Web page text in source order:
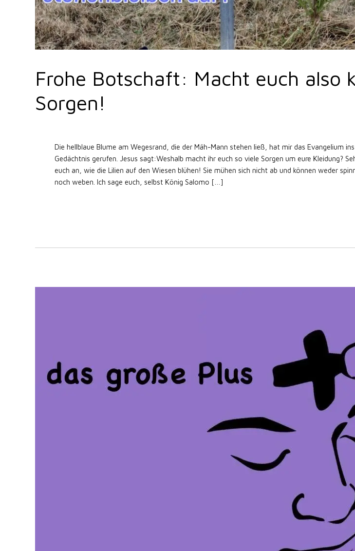
Frohe Botschaft: Macht euch also
Sorgen!
Die hellblaue Blume am Wegesrand, die der Mäh-Mann stehen ließ, hat mir das Evangelium ins
Gedächtnis gerufen. Jesus sagt:Weshalb macht ihr euch so viele Sorgen um eure Kleidung?
euch an, wie die Lilien auf den Wiesen blühen! Sie mühen sich nicht ab und können weder
noch weben. Ich sage euch, selbst König Salomo […]